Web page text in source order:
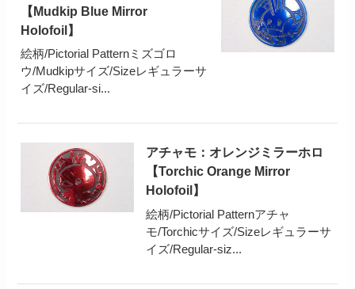
【Mudkip Blue Mirror
Holofoil】
絵柄/Pictorial Patternミズゴロ
ウ/Mudkipサイズ/Sizeレギュラーサ
イズ/Regular-si...
アチャモ：オレンジミラーホロ
【Torchic Orange Mirror
Holofoil】
絵柄/Pictorial Patternアチャ
モ/Torchicサイズ/Sizeレギュラーサ
イズ/Regular-siz...